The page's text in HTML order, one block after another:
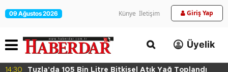
09 Ağustos 2026 Künye İletişim Giriş Yap
Üyelik
14:30 Tuzla'da 105 Bin Litre Bitkisel Atık Yağ Toplandı